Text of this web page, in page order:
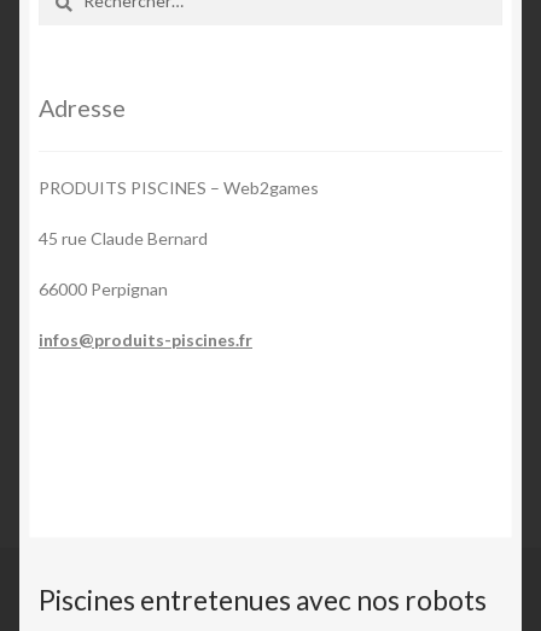
Adresse
PRODUITS PISCINES – Web2games
45 rue Claude Bernard
66000 Perpignan
infos@produits-piscines.fr
Piscines entretenues avec nos robots